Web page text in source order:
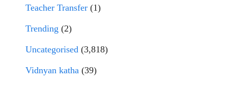
Teacher Transfer (1)
Trending (2)
Uncategorised (3,818)
Vidnyan katha (39)